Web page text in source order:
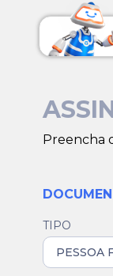
Preencha
TIPO